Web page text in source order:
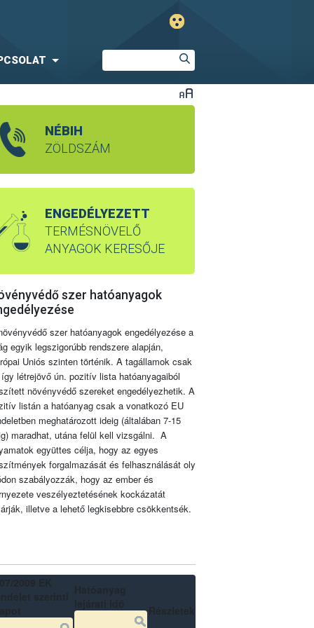
NÉBIH
ZÖLDSZÁM
ENGEDÉLYEZETT
TERMÉSNÖVELŐ
ANYAGOK KERESŐJE
szer hatóanyagok
szer hatóanyagok engedélyezése a
egyik legszigorúbb rendszere alapján,
Uniós szinten történik. A tagállamok csak
létrejövő ún. pozitív lista hatóanyagaiból
növényvédő szereket engedélyezhetik. A
listán a hatóanyag csak a vonatkozó EU
meghatározott ideig (általában 7-15
maradhat, utána felül kell vizsgálni. A
együttes célja, hogy az egyes
forgalmazását és felhasználását oly
szabályozzák, hogy az ember és
veszélyeztetésének kockázatát
illetve a lehető legkisebbre csökkentsék.